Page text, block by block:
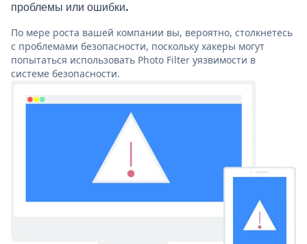
проблемы или ошибки.
По мере роста вашей компании вы, вероятно, столкнетесь
с проблемами безопасности, поскольку хакеры могут
попытаться использовать Photo Filter уязвимости в
системе безопасности.